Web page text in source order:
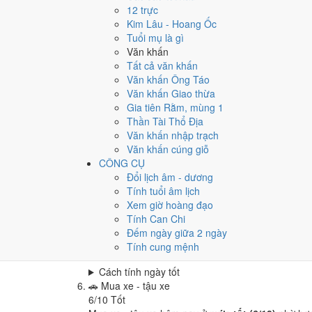
12 trực
Kim Lâu - Hoang Ốc
Tuổi mụ là gì
Văn khấn
Tất cả văn khấn
Văn khấn Ông Táo
Văn khấn Giao thừa
Gia tiên Rằm, mùng 1
Thần Tài Thổ Địa
Văn khấn nhập trạch
Văn khấn cúng giỗ
CÔNG CỤ
Đổi lịch âm - dương
Tính tuổi âm lịch
Xem giờ hoàng đạo
Tính Can Chi
Đếm ngày giữa 2 ngày
Tính cung mệnh
Cách tính ngày tốt
Khai trương - mở cửa hàng
Tốt
Khai trương - mở cửa hàng hôm nay ở
Cách tính ngày tốt
Ký hợp đồng - giao ước
Tốt
Ký hợp đồng - giao ước hôm nay ở
Cách tính ngày tốt
🏗️ Động thổ - khởi công
Tốt
Động thổ - khởi công hôm nay ở
Cách tính ngày tốt
Nhập trạch - vào nhà mới
Tốt
Nhập trạch - vào nhà mới hôm nay ở
Cách tính ngày tốt
🚗 Mua xe - tậu xe
6/10 Tốt